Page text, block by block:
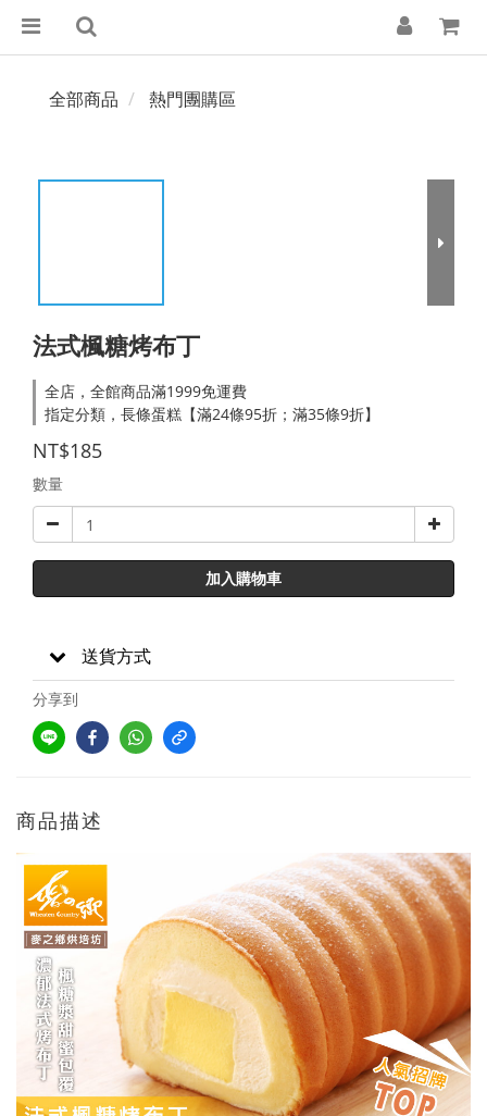
全部商品 熱門團購區
法式楓糖烤布丁
全店，全館商品滿1999免運費
指定分類，長條蛋糕【滿24條95折；滿35條9折】
NT$185
數量
加入購物車
送貨方式
分享到
商品描述